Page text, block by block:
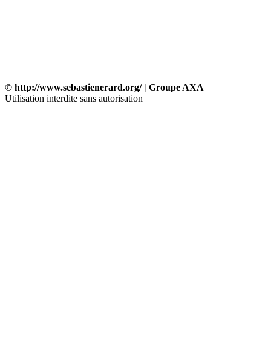
© http://www.sebastienerard.org/ | Groupe AXA
Utilisation interdite sans autorisation